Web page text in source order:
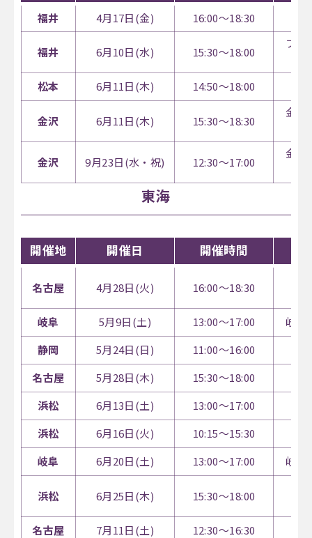
福井 4月17日(金) 16:00～18:30
福井 6月10日(水) 15:30～18:00
フェ
松本 6月11日(木) 14:50～18:00
金沢 6月11日(木) 15:30～18:30
金沢
金沢 9月23日(水・祝) 12:30～17:00
金沢
東海
開催地 開催日 開催時間
名古屋 4月28日(火) 16:00～18:30
岐阜 5月9日(土) 13:00～17:00
岐阜
静岡
5月24日(日) 11:00～16:00
名古屋
5月28日(木) 15:30～18:00
浜松
6月13日(土) 13:00～17:00
浜松
6月16日(火) 10:15～15:30
岐阜
6月20日(土) 13:00～17:00 岐阜
浜松 6月25日(木) 15:30～18:00
名古屋 7月11日(土) 12:30～16:30